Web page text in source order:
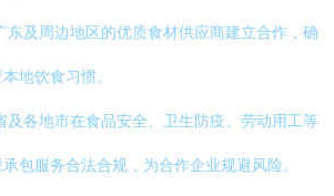
东及周边地区的优质食材供应商建立合作，确
地饮食习惯。
及各地市在食品安全、卫生防疫、劳动用工等
包服务合法合规，为合作企业规避风险。